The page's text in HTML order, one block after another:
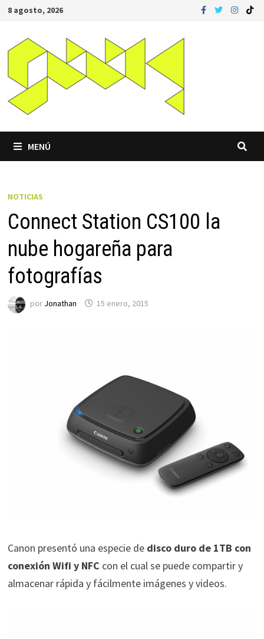
Saltar
contenido
8 agosto, 2026
MENÚ
NOTICIAS
Connect Station CS100 la
nube hogareña para
fotografías
por Jonathan 15 enero, 2015
Canon presentó una especie de disco duro de 1TB con
conexión Wifi y NFC con el cual se puede compartir y
almacenar rápida y fácilmente imágenes y videos.